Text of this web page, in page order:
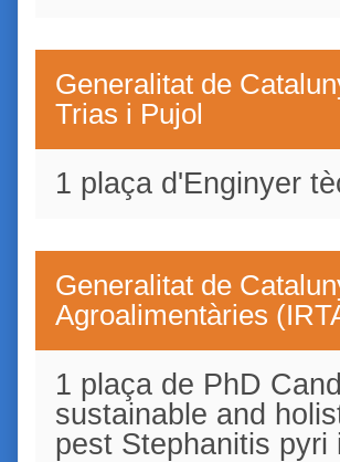
Generalitat de
Trias i Pujol
1 plaça d'Enginyer
Generalitat de
Agroalimentàries
1 plaça de PhD
sustainable and
pest Stephanitis pyri